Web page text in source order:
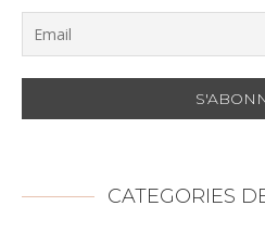
CATEGORIES